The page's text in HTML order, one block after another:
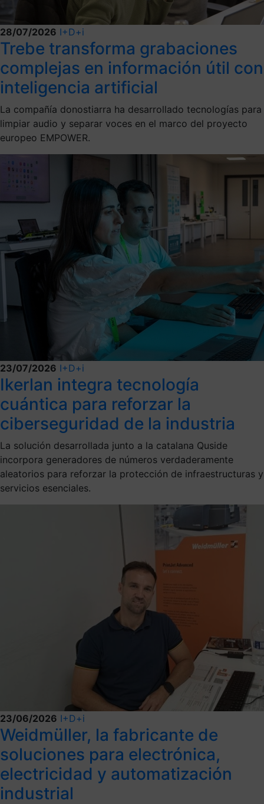
28/07/2026 I+D+i
Trebe transforma grabaciones
complejas en información útil con
inteligencia artificial
La compañía donostiarra ha desarrollado tecnologías para
limpiar audio y separar voces en el marco del proyecto
europeo EMPOWER.
23/07/2026 I+D+i
Ikerlan integra tecnología
cuántica para reforzar la
ciberseguridad de la industria
La solución desarrollada junto a la catalana Quside
incorpora generadores de números verdaderamente
aleatorios para reforzar la protección de infraestructuras y
servicios esenciales.
23/06/2026 I+D+i
Weidmüller, la fabricante de
soluciones para electrónica,
electricidad y automatización
industrial